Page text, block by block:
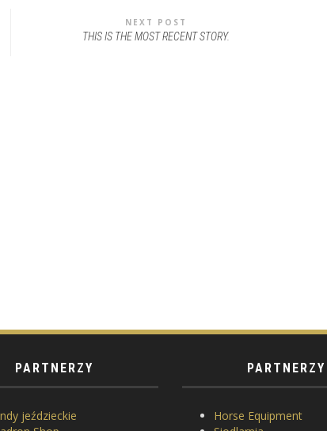
NEXT POST
THIS IS THE MOST RECENT STORY.
PARTNERZY
jeździeckie
PARTNERZY
Horse Equipment